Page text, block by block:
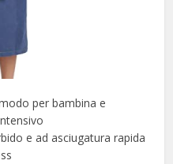
per bambina e
e ad asciugatura rapida